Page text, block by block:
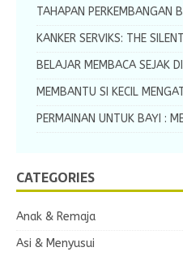
TAHAPAN PERKEMBANGAN
KANKER SERVIKS: THE
BELAJAR MEMBACA SEJAK
MEMBANTU SI KECIL
PERMAINAN UNTUK BAYI :
CATEGORIES
Anak & Remaja
Asi & Menyusui